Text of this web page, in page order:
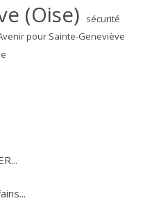
(Oise) sécurité
pour Sainte-Geneviève